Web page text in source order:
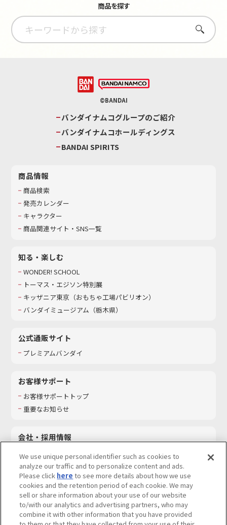
商品を探す
さがす
©BANDAI
バンダイナムコグループのご紹介
バンダイナムコホールディングス
BANDAI SPIRITS
商品情報
商品検索
発売カレンダー
キャラクター
商品関連サイト・SNS一覧
知る・楽しむ
WONDER! SCHOOL
トーマス・エジソン特別展
キッザニア東京（おもちゃ工場パビリオン）​
バンダイミュージアム（栃木県）
公式通販サイト
プレミアムバンダイ
お客様サポート
お客様サポートトップ
重要なお知らせ
会社・採用情報
採用情報
サステナビリティ
お問い合わせ
We use unique personal identifier such as cookies to
analyze our traffic and to personalize content and ads.
Please click here to see more details about how we use
cookies and the retention period of each cookie. We may
sell or share information about your use of our website
to/with our analytics and advertising partners, who may
combine it with other information that you have provided